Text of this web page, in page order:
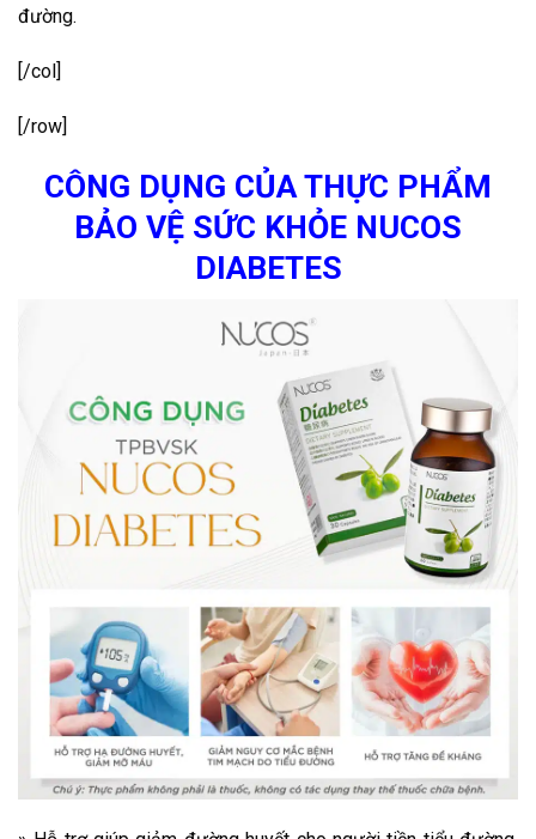
đường.
[/col]
[/row]
CÔNG DỤNG CỦA THỰC PHẨM
BẢO VỆ SỨC KHỎE NUCOS
DIABETES